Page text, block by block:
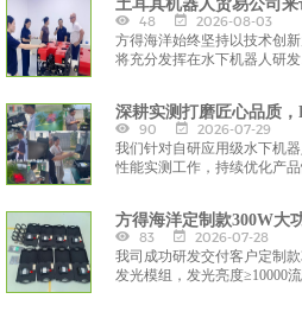
土耳其机器人贸易公司
48
2026-08-03
方得海洋始终坚持以技术创
将充分发挥在水下机器人研
深耕实测打磨匠心品质
90
2026-07-29
我们针对自研应用级水下机
性能实测工作，持续优化产
高可靠智能水下装备。
方得海洋定制款300W大
83
2026-07-28
我司成功研发交付客户定制
发光模组，发光亮度≥10000